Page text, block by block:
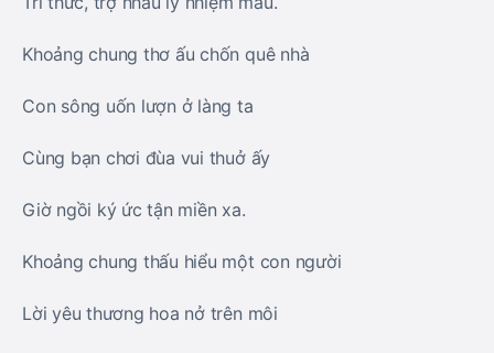
Khoảng chung thơ ấu chốn quê nhà
Con sông uốn lượn ở làng ta
Cùng bạn chơi đùa vui thuở ấy
Giờ ngồi ký ức tận miền xa.
Khoảng chung thấu hiểu một con người
Lời yêu thương hoa nở trên môi